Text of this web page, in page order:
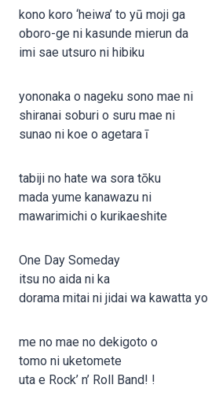
kono koro ‘heiwa’ to yū moji ga
oboro-ge ni kasunde mierun da
imi sae utsuro ni hibiku
yononaka o nageku sono mae ni
shiranai soburi o suru mae ni
sunao ni koe o agetara ī
tabiji no hate wa sora tōku
mada yume kanawazu ni
mawarimichi o kurikaeshite
One Day Someday
itsu no aida ni ka
dorama mitai ni jidai wa kawatta yo
me no mae no dekigoto o
tomo ni uketomete
uta e Rock’ n’ Roll Band! !